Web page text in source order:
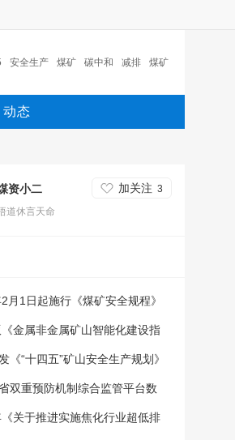
安全生产 煤矿 碳中和 减排 煤矿
通知 安全
动态
资小二 加关注 3
道休言天命
月1日起施行《煤矿安全规程》
金属非金属矿山智能化建设指
《“十四五”矿山安全生产规划》
省双重预防机制综合监管平台数
范》
关于推进实施焦化行业超低排